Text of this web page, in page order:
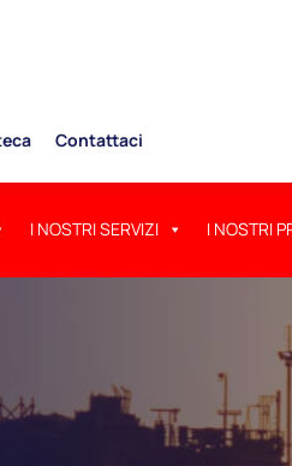
I NOSTRI SERVIZI I NOSTRI
Contattaci